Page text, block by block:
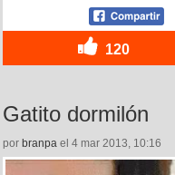
120
Gatito dormilón
por branpa el 4 mar 2013, 10:16